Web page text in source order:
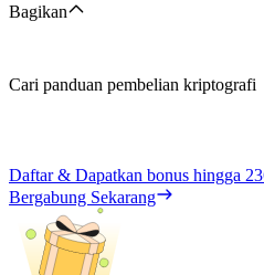
Bagikan
Cari panduan pembelian kriptografi
Daftar & Dapatkan bonus hingga
Bergabung Sekarang